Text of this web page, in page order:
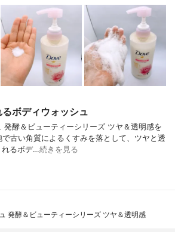
ボディウォッシュ
発酵＆ビューティーシリーズ ツヤ＆透明感を
古い角質によるくすみを落として、ツヤと透
れるボデ…続きを見る
発酵＆ビューティーシリーズ ツヤ＆透明感